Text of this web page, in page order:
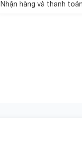
Nhận hàng và thanh